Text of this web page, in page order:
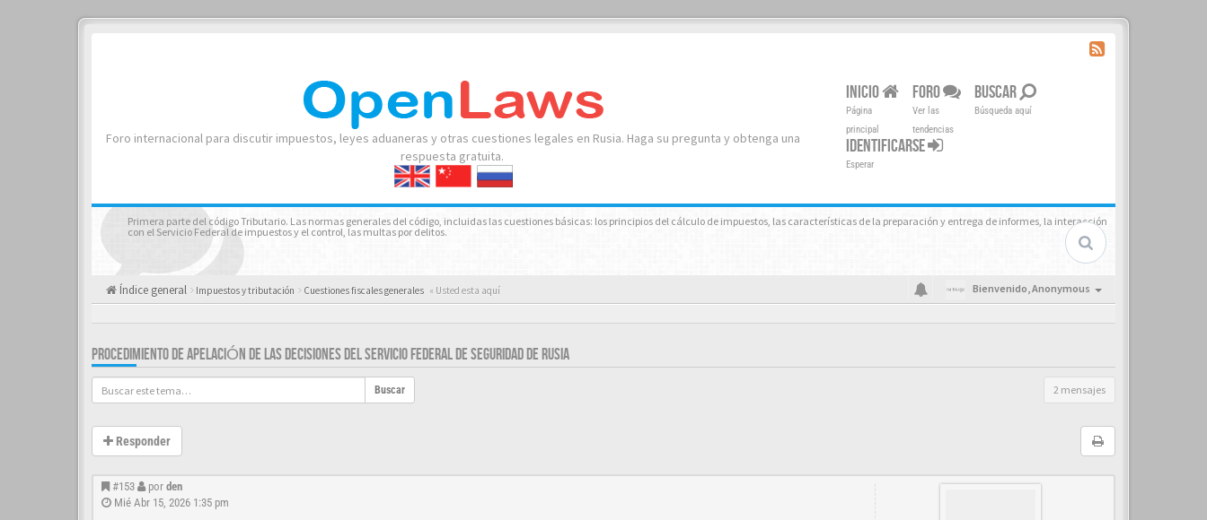
Foro internacional para discutir impuestos, leyes aduaneras y otras cuestiones legales en Rusia. Haga su pregunta y obtenga una
respuesta gratuita.
INICIO
Página
principal
FORO
Ver las
tendencias
BUSCAR
Búsqueda aquí
IDENTIFICARSE
Esperar
Primera parte del código Tributario. Las normas generales del código, incluidas las cuestiones básicas: los principios del cálculo de impuestos, las características de la preparación y entrega de informes, la interacción
con el Servicio Federal de impuestos y el control, las multas por delitos.
Índice general Impuestos y tributación Cuestiones fiscales generales « Usted esta aquí Bienvenido,Anonymous
PROCEDIMIENTO DE APELACIÓN DE LAS DECISIONES DEL SERVICIO FEDERAL DE SEGURIDAD DE RUSIA
Buscar 2 mensajes
Responder
#153 por den
Mié Abr 15, 2026 1:35 pm